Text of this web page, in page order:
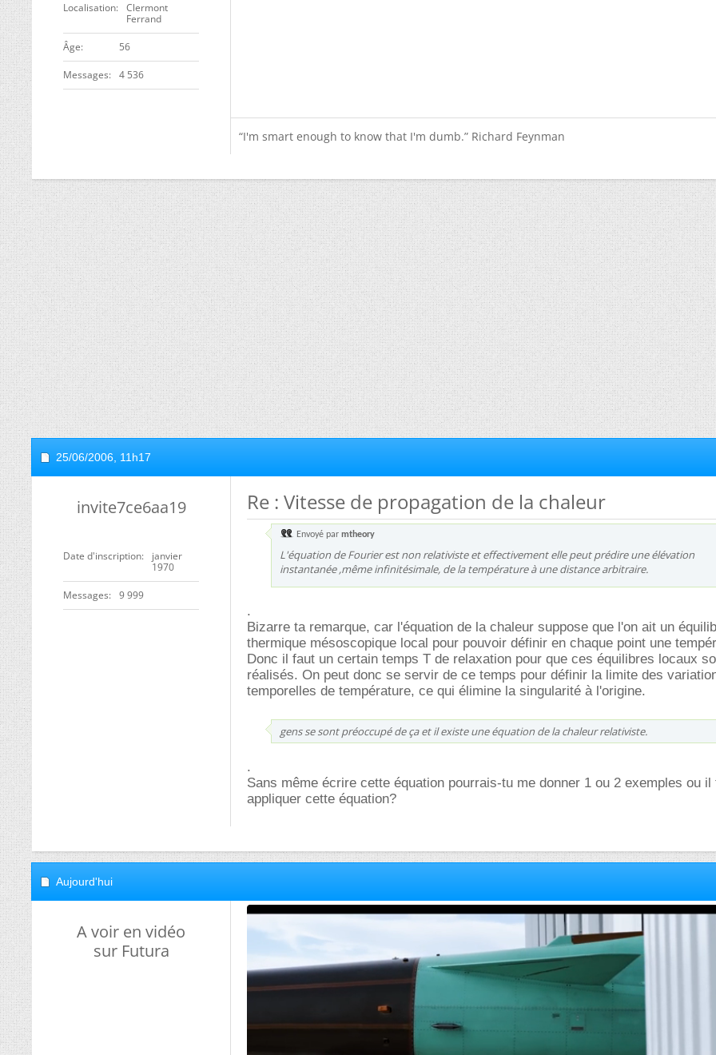
Localisation
Clermont
Ferrand
ge 56
Messages 4 536
“I'm smart enough to know that I'm dumb.” Richard Feynman
25/06/2006, 11h17
invite7ce6aa19
Date d'inscription
janvier
1970
Messages 9 999
Re : Vitesse de propagation de la chaleur
Envoyé par mtheory
L'équation de Fourier est non relativiste et effectivement elle peut prédire une élévation
instantanée ,même infinitésimale, de la température à une distance arbitraire.
.
Bizarre ta remarque, car l'équation de la chaleur suppose que l'on ait un
thermique mésoscopique local pour pouvoir définir en chaque point une
Donc il faut un certain temps T de relaxation pour que ces équilibres locaux
réalisés. On peut donc se servir de ce temps pour définir la limite des
temporelles de température, ce qui élimine la singularité à l'origine.
gens se sont préoccupé de ça et il existe une équation de la chaleur relativiste.
.
Sans même écrire cette équation pourrais-tu me donner 1 ou 2 exemples ou il
appliquer cette équation?
Aujourd'hui
A voir en vidéo
sur Futura